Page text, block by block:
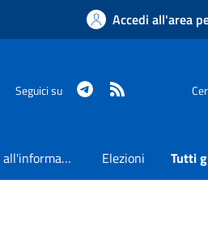
Accedi all'area
Seguici su Telegram
Accesso all'informazione Elezioni Tutti